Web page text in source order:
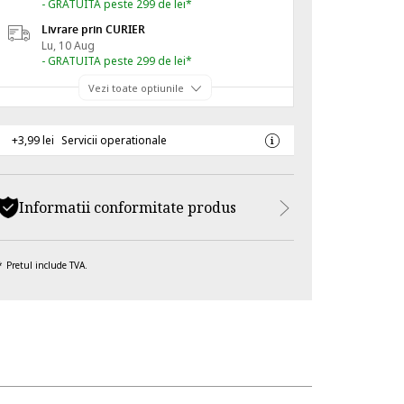
- GRATUITA peste 299 de lei*
Livrare prin CURIER
Lu, 10 Aug
- GRATUITA peste 299 de lei*
Vezi toate optiunile
+3,99 lei Servicii operationale
Informatii conformitate produs
Pretul include TVA.